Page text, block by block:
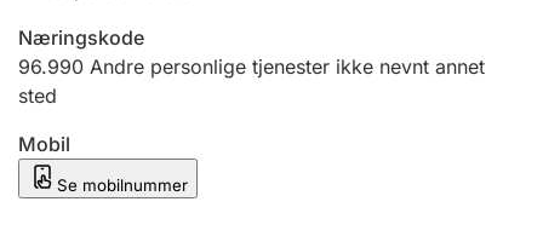
Andre tema
Næringskode
96.990 Andre personlige tjenester ikke nevnt annet
sted
Mobil
Se mobilnummer